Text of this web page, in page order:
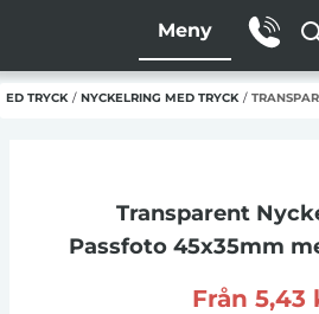
Meny
TRYCK / NYCKELRING MED TRYCK /
Transparent
Passfoto 45x35mm
Från 5,43